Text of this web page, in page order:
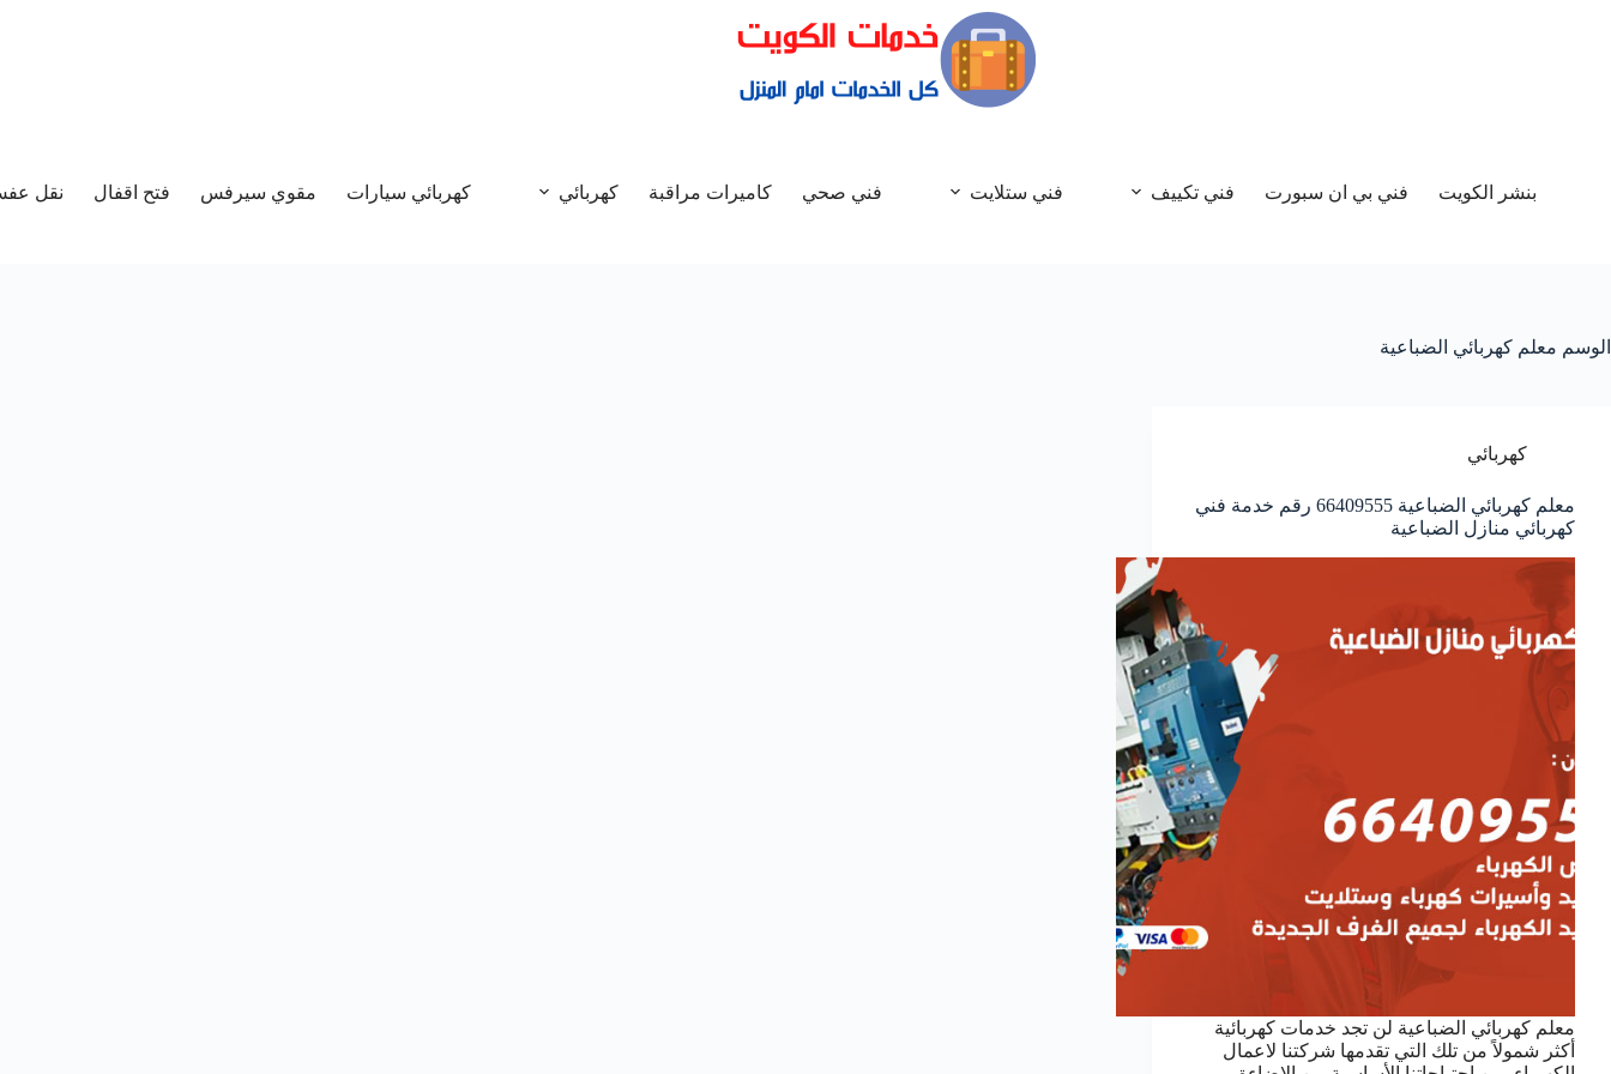
بنشر الكويت فني بي ان سبورت فني تكييف فني ستلايت فني صحي كاميرات مراقبة كهربائي كهربائي سيارات مقوي سيرفس فتح اقفال نقل
الوسم معلم كهربائي الضباعية
كهربائي
معلم كهربائي الضباعية 66409555 رقم خدمة فني
كهربائي منازل الضباعية
معلم كهربائي الضباعية لن تجد خدمات كهربائية
أكثر شمولاً من تلك التي تقدمها شركتنا لاعمال